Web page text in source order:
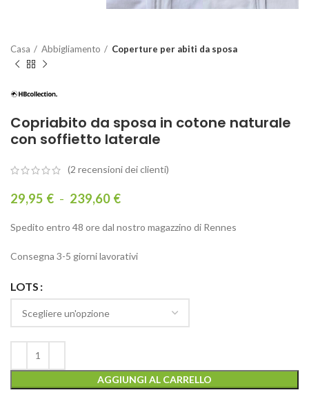
Casa Abbigliamento Coperture per abiti da sposa
Copriabito da sposa in cotone naturale
con soffietto laterale
(2 recensioni dei clienti)
29,95 € - 239,60 €
Spedito entro 48 ore dal nostro magazzino di Rennes
Consegna 3-5 giorni lavorativi
LOTS
AGGIUNGI AL CARRELLO